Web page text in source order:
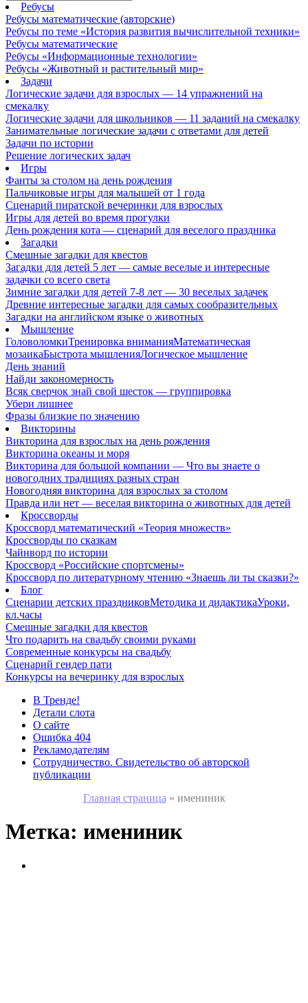
Ребусы
Ребусы математические (авторские)
Ребусы по теме «История развития вычислительной техники»
Ребусы математические
Ребусы «Информационные технологии»
Ребусы «Животный и растительный мир»
Задачи
Логические задачи для взрослых — 14 упражнений на
смекалку
Логические задачи для школьников — 11 заданий на смекалку
Занимательные логические задачи с ответами для детей
Задачи по истории
Решение логических задач
Игры
Фанты за столом на день рождения
Пальчиковые игры для малышей от 1 года
Сценарий пиратской вечеринки для взрослых
Игры для детей во время прогулки
День рождения кота — сценарий для веселого праздника
Загадки
Смешные загадки для квестов
Загадки для детей 5 лет — самые веселые и интересные
задачки со всего света
Зимние загадки для детей 7-8 лет — 30 веселых задачек
Древние интересные загадки для самых сообразительных
Загадки на английском языке о животных
Мышление
ГоловоломкиТренировка вниманияМатематическая
мозаикаБыстрота мышленияЛогическое мышление
День знаний
Найди закономерность
Всяк сверчок знай свой шесток — группировка
Убери лишнее
Фразы близкие по значению
Викторины
Викторина для взрослых на день рождения
Викторина океаны и моря
Викторина для большой компании — Что вы знаете о
новогодних традициях разных стран
Новогодняя викторина для взрослых за столом
Правда или нет — веселая викторина о животных для детей
Кроссворды
Кроссворд математический «Теория множеств»
Кроссворды по сказкам
Чайнворд по истории
Кроссворд «Российские спортсмены»
Кроссворд по литературному чтению «Знаешь ли ты сказки?»
Блог
Сценарии детских праздниковМетодика и дидактикаУроки,
кл.часы
Смешные загадки для квестов
Что подарить на свадьбу своими руками
Современные конкурсы на свадьбу
Сценарий гендер пати
Конкурсы на вечеринку для взрослых
В Тренде!
Детали слота
О сайте
Ошибка 404
Рекламодателям
Сотрудничество. Свидетельство об авторской
публикации
Главная страница » имениник
Метка: имениник